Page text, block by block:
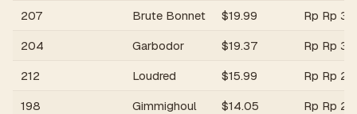
207
Brute Bonnet $19.99 Rp Rp
204
Garbodor $19.37 Rp Rp
212
Loudred $15.99 Rp Rp
198
Gimmighoul $14.05 Rp Rp